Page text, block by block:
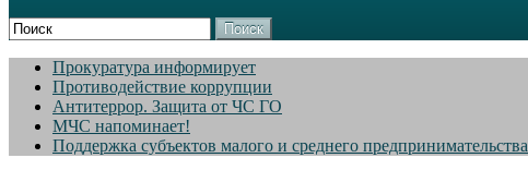
Поиск
Прокуратура информирует
Противодействие коррупции
Антитеррор. Защита от ЧС ГО
МЧС напоминает!
Поддержка субъектов малого и среднего предпринимательства